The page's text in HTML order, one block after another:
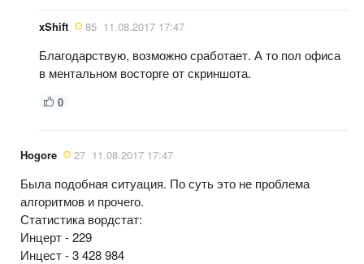
xShift 85 11.08.2017 17:47
Благодарствую, возможно сработает. А то пол офиса
в ментальном восторге от скриншота.
0
Hogore 27 11.08.2017 17:47
Была подобная ситуация. По суть это не проблема
алгоритмов и прочего.
Статистика вордстат:
Инцерт - 229
Инцест - 3 428 984